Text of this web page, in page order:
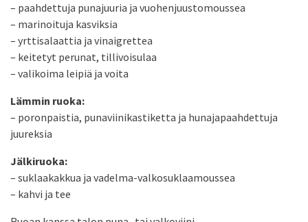
– paahdettuja punajuuria ja vuohenjuustomoussea
– marinoituja kasviksia
– yrttisalaattia ja vinaigrettea
– keitetyt perunat, tillivoisulaa
– valikoima leipiä ja voita
Lämmin ruoka:
– poronpaistia, punaviinikastiketta ja hunajapaahdettuja
juureksia
Jälkiruoka:
– suklaakakkua ja vadelma-valkosuklaamoussea
– kahvi ja tee